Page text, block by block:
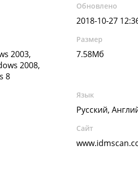
Обновлено
2018-10-27
2003,
2008,
8
Размер
7.58Мб
Язык
Русский,
Сайт